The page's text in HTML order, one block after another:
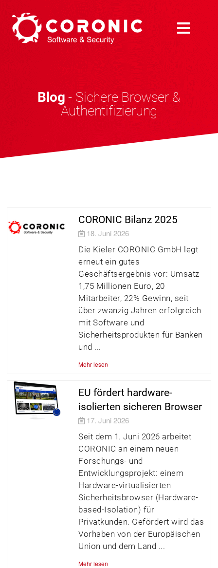
Blog - Sichere Browser &
Authentifizierung
CORONIC Bilanz 2025
18. Juni 2026
Die Kieler CORONIC GmbH legt
erneut ein gutes
Geschäftsergebnis vor: Umsatz
1,75 Millionen Euro, 20
Mitarbeiter, 22% Gewinn, seit
über zwanzig Jahren erfolgreich
mit Software und
Sicherheitsprodukten für Banken
und
Mehr lesen
EU fördert hardware-
isolierten sicheren Browser
17. Juni 2026
Seit dem 1. Juni 2026 arbeitet
CORONIC an einem neuen
Forschungs- und
Entwicklungsprojekt: einem
Hardware-virtualisierten
Sicherheitsbrowser (Hardware-
based-Isolation) für
Privatkunden. Gefördert wird das
Vorhaben von der Europäischen
Union und dem Land
Mehr lesen